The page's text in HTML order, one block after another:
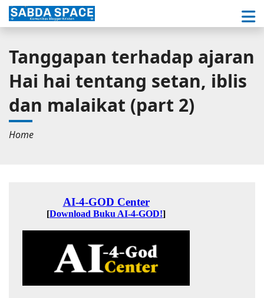
Tanggapan terhadap ajaran
Hai hai tentang setan, iblis
dan malaikat (part 2)
Home